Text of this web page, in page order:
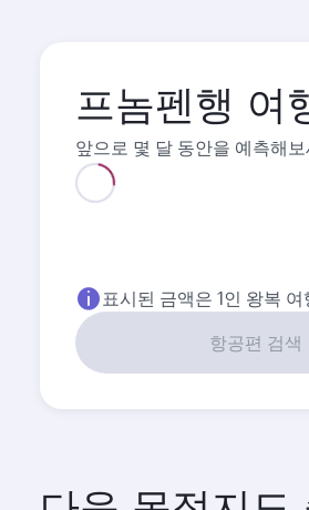
프놈펜행 여
앞으로 몇 달 동안을 예측해보
다음 목적지